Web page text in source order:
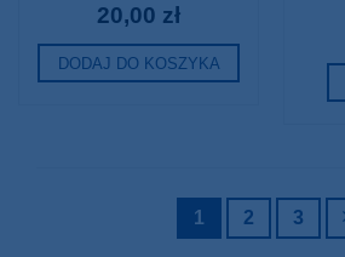
20,00 zł
DODAJ DO KOSZYKA
1 2 3